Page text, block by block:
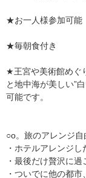
★お一人様参加可能
★毎朝食付き
★王宮や美術館めぐ
と地中海が美しい”
可能です。
○o。旅のアレンジ
・ホテルアレンジし
・最後だけ贅沢に過
・ついでに他の都市